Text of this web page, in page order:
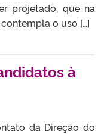
projetado, que na
o uso […]
à
da Direção do